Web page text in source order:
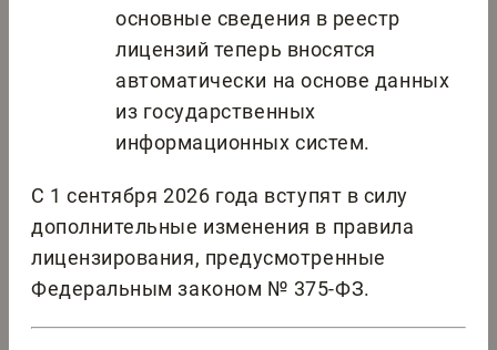
основные сведения в реестр
лицензий теперь вносятся
автоматически на основе данных
из государственных
информационных систем.
С 1 сентября 2026 года вступят в силу
дополнительные изменения в правила
лицензирования, предусмотренные
Федеральным законом № 375-ФЗ.